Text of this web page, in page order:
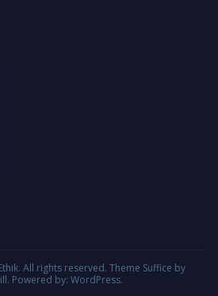
. All rights reserved. Theme Suffice by
Powered by: WordPress.